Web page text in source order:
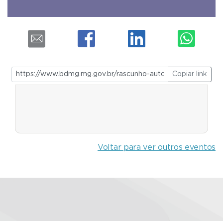
Copiar link
Voltar para ver outros eventos